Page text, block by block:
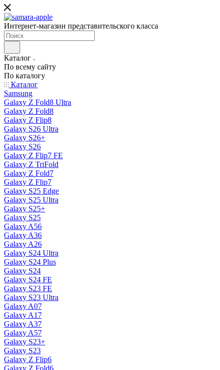
Интернет-магазин представительского класса
Каталог
По всему сайту
По каталогу
Каталог
Samsung
Galaxy Z Fold8 Ultra
Galaxy Z Fold8
Galaxy Z Flip8
Galaxy S26 Ultra
Galaxy S26+
Galaxy S26
Galaxy Z Flip7 FE
Galaxy Z TriFold
Galaxy Z Fold7
Galaxy Z Flip7
Galaxy S25 Edge
Galaxy S25 Ultra
Galaxy S25+
Galaxy S25
Galaxy A56
Galaxy A36
Galaxy A26
Galaxy S24 Ultra
Galaxy S24 Plus
Galaxy S24
Galaxy S24 FE
Galaxy S23 FE
Galaxy S23 Ultra
Galaxy A07
Galaxy A17
Galaxy A37
Galaxy A57
Galaxy S23+
Galaxy S23
Galaxy Z Flip6
Galaxy Z Fold6